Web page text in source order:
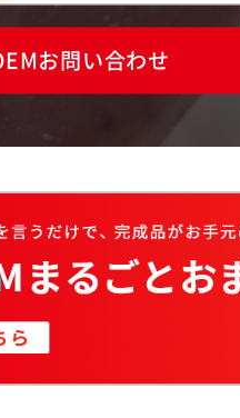
お問い合わせ